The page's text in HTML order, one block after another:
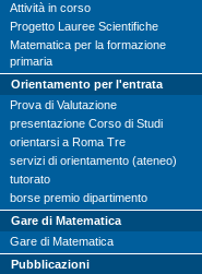
Attività in corso
Progetto Lauree Scientifiche
Matematica per la formazione
primaria
Orientamento per l'entrata
Prova di Valutazione
presentazione Corso di Studi
orientarsi a Roma Tre
servizi di orientamento (ateneo)
tutorato
borse premio dipartimento
Gare di Matematica
Gare di Matematica
Pubblicazioni